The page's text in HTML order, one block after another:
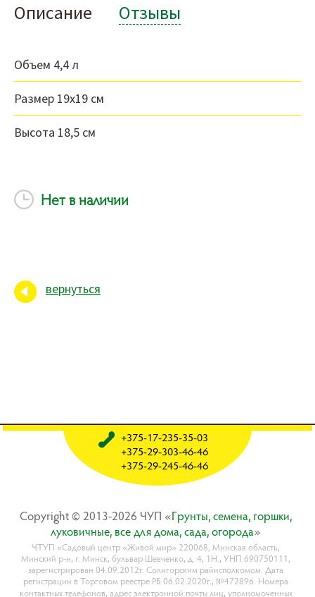
Описание Отзывы
Объем 4,4 л
Размер 19х19 см
Высота 18,5 см
Нет в наличии
вернуться
Copyright © 2013-2026 ЧУП «Гpyнты, ceмeнa, гopшки,
лyкoвичныe, вce для дoмa, caдa, oгopoдa»
ЧТУП «Садовый центр «Живой мир» 220068, Минская область,
Минский р-н, г. Минск, бульвар Шевченко, д. 4, 1Н., УНП 690750111,
зарегистрирован 04.09.2012г. Солигорским райисполкомом. Дата
регистрации в Торговом реестре РБ 06.02.2020г., №472896. Номера
контактных телефонов, адрес электронной почты лиц, уполномоченных
+375-17-235-35-03
+375-29-303-46-46
+375-29-245-46-46